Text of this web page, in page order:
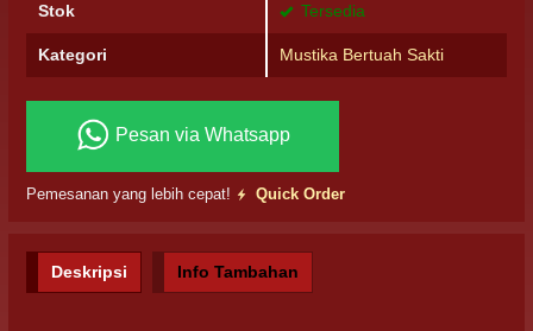
Stok Tersedia
Kategori Mustika Bertuah Sakti
Pesan via Whatsapp
Pemesanan yang lebih cepat! Quick Order
Deskripsi Info Tambahan